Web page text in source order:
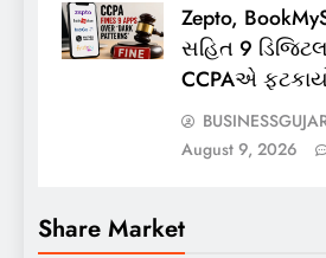
Zepto,
સહિત 9
CCPAએ
August 9, 2026
Share Market